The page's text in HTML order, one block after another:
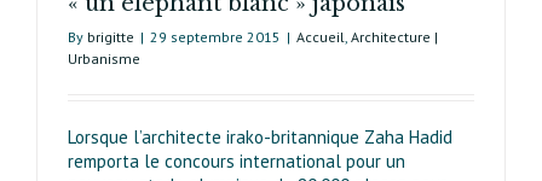
By brigitte | 29 septembre 2015 | Accueil, Architecture |
Urbanisme
Lorsque l’architecte irako-britannique Zaha Hadid
remporta le concours international pour un